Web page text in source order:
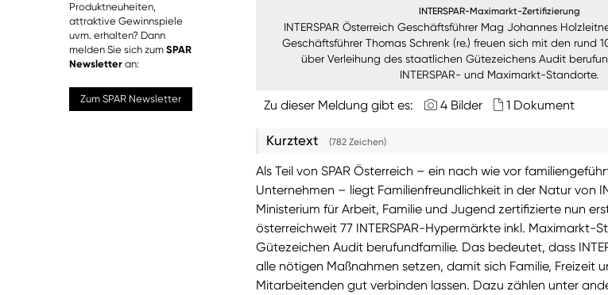
Produktneuheiten,
attraktive Gewinnspiele
uvm. erhalten? Dann
melden Sie sich zum SPAR
Newsletter an:
Zum SPAR Newsletter
INTERSPAR-Maximarkt-Zertifizierung
INTERSPAR Österreich Geschäftsführer Mag Johannes
Geschäftsführer Thomas Schrenk (re.) freuen sich mit den rund
über Verleihung des staatlichen Gütezeichens Audit
INTERSPAR- und Maximarkt-Standorte.
Zu dieser Meldung gibt es: 4 Bilder 1 Dokument
Kurztext (782 Zeichen)
Als Teil von SPAR Österreich – ein nach wie vor
Unternehmen – liegt Familienfreundlichkeit in der Natur von
Ministerium für Arbeit, Familie und Jugend zertifizierte nun
österreichweit 77 INTERSPAR-Hypermärkte inkl. Maximarkt-
Gütezeichen Audit berufundfamilie. Das bedeutet, dass
alle nötigen Maßnahmen setzen, damit sich Familie, Freizeit
Mitarbeitenden gut verbinden lassen. Dazu zählen unter